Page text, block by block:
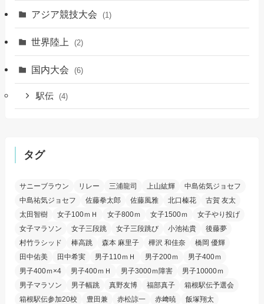
アジア競技大会 (1)
世界陸上 (2)
国内大会 (6)
駅伝 (4)
タグ
サニーブラウン リレー 三浦龍司 上山紘輝
中島佑気ジョセフ
中島祐気ジョセフ
佐藤拳太郎 佐藤風雅 北口榛花
古賀 友太
太田智樹
女子100ｍＨ 女子800ｍ 女子1500ｍ
女子やり投げ
女子マラソン
女子三段跳 女子三段跳び 小池祐貴
後藤夢
村竹ラシッド
棒高跳 森本 麻里子 樺沢 和佳奈
橋岡 優輝
田中佑美
田中希実 男子110ｍＨ 男子200ｍ
男子400ｍ
男子400ｍ×4
男子400ｍＨ 男子3000ｍ障害
男子10000ｍ
男子マラソン
男子幅跳 真野友博 福部真子
箱根駅伝予選会
箱根駅伝参加20校
豊田兼 赤松諒一 赤﨑暁
飯塚翔太